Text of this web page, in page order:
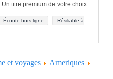
titre premium de votre choix
Écoute hors ligne
Résiliable à
et voyages
Ameriques